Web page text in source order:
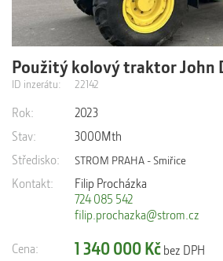
Výrobní číslo: 1PY5100MEPG003084
2023 Najeto: cca 3000mth Převodovka
Použitý kolový traktor John
ID inzerátu: 22142
Rok:
2023
Stav:
3000Mth
Středisko:
STROM PRAHA - Smiřice
Kontakt:
Filip Procházka
724 085 542
filip.prochazka@strom.cz
Cena: 1 340 000 Kč bez DPH